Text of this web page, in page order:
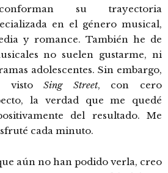
su trayectoria
en el género musical,
y romance. También he de
no suelen gustarme, ni
adolescentes. Sin embargo,
vistoSing Street, con cero
la verdad que me quedé
del resultado. Me
cada minuto.
aún no han podido verla, creo